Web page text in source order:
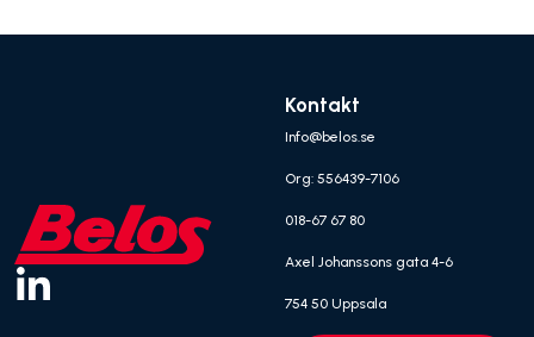
Kontakt
Info@belos.se
Org: 556439-7106
018-67 67 80
Axel Johanssons gata 4-6
754 50 Uppsala